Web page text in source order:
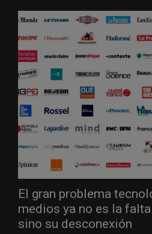
El gran problema
medios ya no es la
sino su desconexión